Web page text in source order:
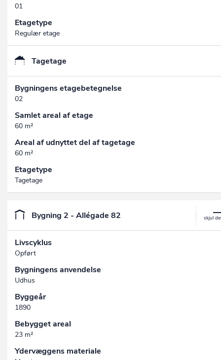
01
Etagetype
Regulær etage
Tagetage
Bygningens etagebetegnelse
02
Samlet areal af etage
60 m²
Areal af udnyttet del af tagetage
60 m²
Etagetype
Tagetage
Bygning 2 - Allégade 82
Livscyklus
Opført
Bygningens anvendelse
Udhus
Byggeår
1890
Bebygget areal
23 m²
Ydervæggens materiale